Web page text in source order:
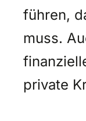
führen,
muss.
private